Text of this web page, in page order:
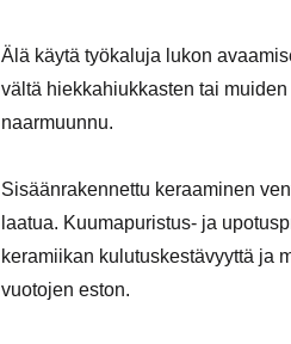
Älä käytä työkaluja lukon
vältä hiekkahiukkasten tai
naarmuunnu.
Sisäänrakennettu keraaminen
laatua. Kuumapuristus- ja
keramiikan kulutuskestävyyttä ja
vuotojen eston.